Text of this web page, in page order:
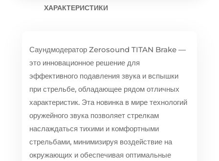
ХАРАКТЕРИСТИКИ
Саундмодератор Zerosound TITAN Brake —
это инновационное решение для
эффективного подавления звука и вспышки
при стрельбе, обладающее рядом отличных
характеристик. Эта новинка в мире технологий
оружейного звука позволяет стрелкам
наслаждаться тихими и комфортными
стрельбами, минимизируя воздействие на
окружающих и обеспечивая оптимальные